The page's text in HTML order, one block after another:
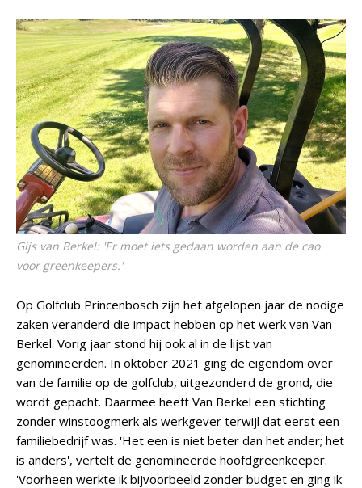
Gijs van Berkel: 'Er moet iets gedaan worden aan de cao
voor greenkeepers.'
Op Golfclub Princenbosch zijn het afgelopen jaar de nodige
zaken veranderd die impact hebben op het werk van Van
Berkel. Vorig jaar stond hij ook al in de lijst van
genomineerden. In oktober 2021 ging de eigendom over
van de familie op de golfclub, uitgezonderd de grond, die
wordt gepacht. Daarmee heeft Van Berkel een stichting
zonder winstoogmerk als werkgever terwijl dat eerst een
familiebedrijf was. 'Het een is niet beter dan het ander; het
is anders', vertelt de genomineerde hoofdgreenkeeper.
'Voorheen werkte ik bijvoorbeeld zonder budget en ging ik